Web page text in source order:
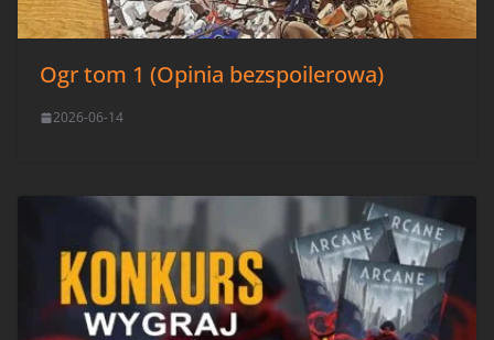
Ogr tom 1 (Opinia bezspoilerowa)
2026-06-14